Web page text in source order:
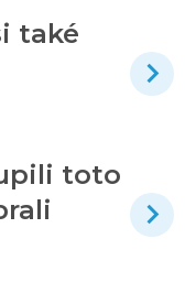
také
toto